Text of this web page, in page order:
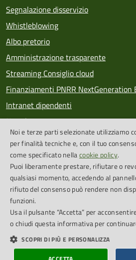
Segnalazione disservizio
Whistleblowing
Albo pretorio
Amministrazione trasparente
Streaming Consiglio cloud
Finanziamenti PNRR NextGeneration
Intranet dipendenti
Newsletter
PagoPA
SEGUICI SU
Feed RSS
Cookie Policy
Credits
Dichiarazione di accessibilità
Obiettivi accessibilità
Noi e terze parti selezionate utilizziamo
per finalità tecniche e, con il tuo
come specificato nellacookie policy.
Puoi liberamente prestare, rifiutare o
qualsiasi momento, accedendo al
rifiuto del consenso può rendere non
funzioni.
Usa il pulsante “Accetta” per
o chiudi questa informativa per
SCOPRI DI PIÙ E PERSONALIZZA